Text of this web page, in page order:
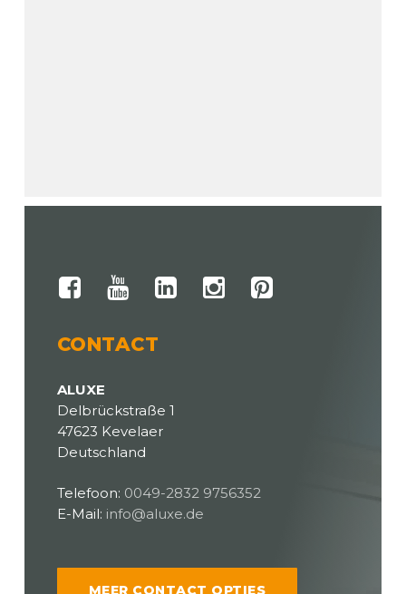
CONTACT
ALUXE
Delbrückstraße 1
47623 Kevelaer
Deutschland
Telefoon: 0049-2832 9756352
E-Mail: info@aluxe.de
MEER CONTACT OPTIES